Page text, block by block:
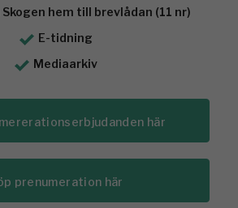
hem till brevlådan (11 nr)
E-tidning
Mediaarkiv
här
prenumeration här